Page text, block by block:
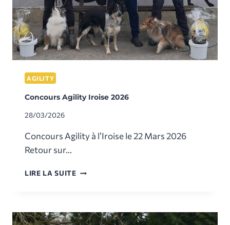
AGILITY
Concours Agility Iroise 2026
28/03/2026
Concours Agility à l’Iroise le 22 Mars 2026
Retour sur…
LIRE LA SUITECONCOURS